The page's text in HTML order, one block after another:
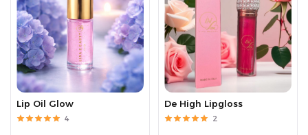
Lip Oil Glow
4
De High Lipgloss
2